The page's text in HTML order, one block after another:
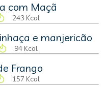
com Maçã
243 Kcal
e manjericão
94 Kcal
Frango
157 Kcal